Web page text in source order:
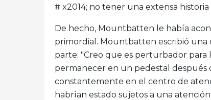
# x2014; no tener una extensa
De hecho, Mountbatten le había
primordial. Mountbatten escribió una
parte: "Creo que es perturbador para
permanecer en un pedestal después
constantemente en el centro de
habrían estado sujetos a una